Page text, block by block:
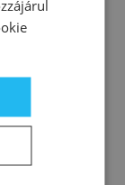
a
sötétebb
a